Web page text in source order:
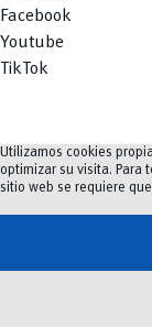
Facebook
Youtube
TikTok
©2023-2026
Utilizamos cookies
optimizar su visita. Para
sitio web se requiere